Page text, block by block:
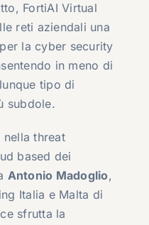
FortiAI Virtual
reti aziendali una
la cyber security
in meno di
tipo di
subdole.
nella threat
based dei
Antonio Madoglio,
Italia e Malta di
sfrutta la